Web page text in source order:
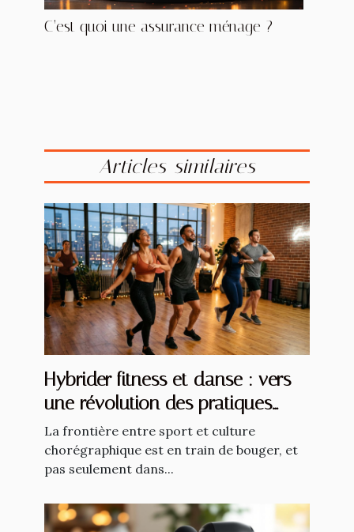
C’est quoi une assurance ménage ?
Articles similaires
Hybrider fitness et danse : vers
une révolution des pratiques
sportives
La frontière entre sport et culture
chorégraphique est en train de bouger, et
pas seulement dans...